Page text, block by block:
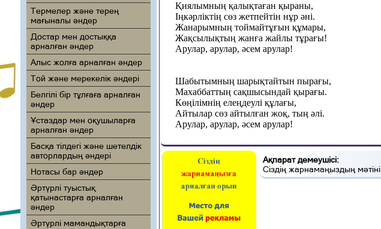
Термелер және терең
мағыналы әндер
Достар мен достыққа
арналған әндер
Алыс жолға арналған әндер
Той және мерекелік әндері
Белгілі бір тұлғаға арналған
әндер
Ұстаздар мен оқушыларға
арналған әндер
Басқа тілдегі және шетелдік
авторлардың әндері
Нотасы бар әндер
Әртүрлі туыстық
қатынастарға арналған
әндер
Әртүрлі мамандықтарға
Қиялымның қалықтаған қыраны,
Іңкәрліктің сөз жетпейтін нұр әні.
Жанарымның тоймайтұғын құмары,
Жақсылықтың жанға жайлы тұрағы!
Арулар, арулар, әсем арулар!
Шабытымның шарықтайтын пырағы,
Махаббаттың сақшысындай қырағы.
Көңілімнің елеңдеулі құлағы,
Айтылар сөз айтылған жоқ, тың әлі.
Арулар, арулар, әсем арулар!
Ақпарат демеушісі:
Сіздің жарнамаңыздың мәтіні